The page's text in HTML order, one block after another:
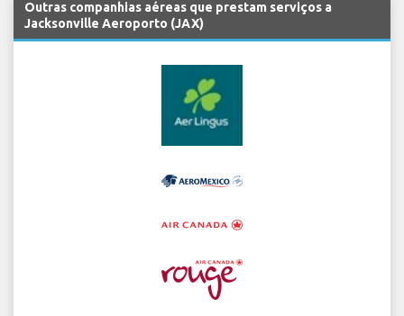
Outras companhias aéreas que prestam serviços a
Jacksonville Aeroporto (JAX)